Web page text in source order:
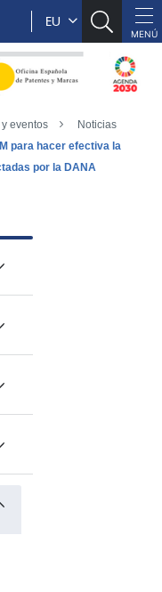
EU
eventos
Noticias
para hacer efectiva la
por la DANA